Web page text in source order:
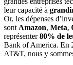
leur capacité à
Or, les dépenses
sont Amazon, Meta,
représenter80% de
Bank of America. En
AT&T, nous y